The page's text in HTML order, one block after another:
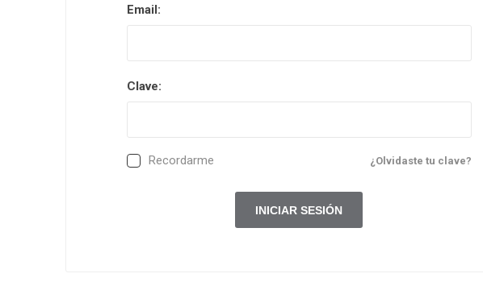
Email:
Clave:
¿Olvidaste tu clave?
Recordarme